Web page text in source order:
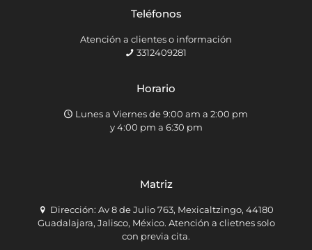
Teléfonos
Atención a clientes o información
3312409281
Horario
Lunes a Viernes de 9:00 am a 2:00 pm
y 4:00 pm a 6:30 pm
Matriz
Dirección: Av 8 de Julio 763, Mexicaltzingo, 44180
Guadalajara, Jalisco, México. Atención a clietnes solo
con previa cita.